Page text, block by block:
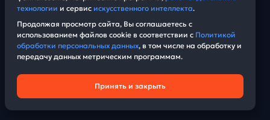
технологии и сервис искусственного интеллекта.
Продолжая просмотр сайта, Вы соглашаетесь с
использованием файлов cookie в соответствии с Политикой
обработки персональных данных, в том числе на обработку и
передачу данных метрическим программам.
Принять и закрыть